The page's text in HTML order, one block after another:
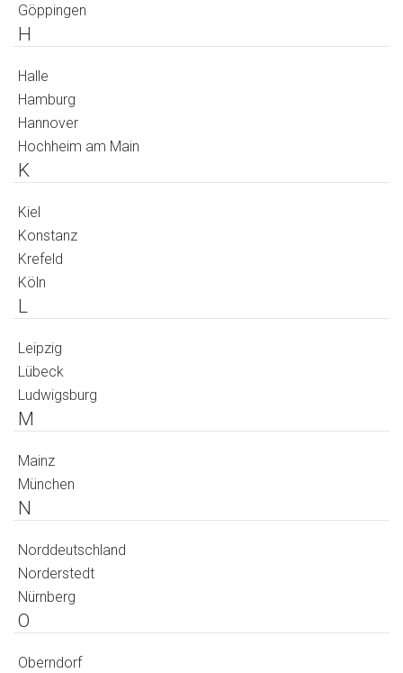
Göppingen
H
Halle
Hamburg
Hannover
Hochheim am Main
K
Kiel
Konstanz
Krefeld
Köln
L
Leipzig
Lübeck
Ludwigsburg
M
Mainz
München
N
Norddeutschland
Norderstedt
Nürnberg
O
Oberndorf